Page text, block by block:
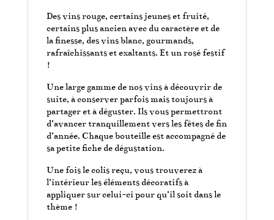
Des vins rouge, certains jeunes et fruité,
certains plus ancien avec du caractère et de
la finesse, des vins blanc, gourmands,
rafraîchissants et exaltants. Et un rosé festif
!
Une large gamme de nos vins à découvrir de
suite, à conserver parfois mais toujours à
partager et à déguster. Ils vous permettront
d’avancer tranquillement vers les fêtes de fin
d’année. Chaque bouteille est accompagné de
sa petite fiche de dégustation.
Une fois le colis reçu, vous trouverez à
l’intérieur les éléments décoratifs à
appliquer sur celui-ci pour qu’il soit dans le
thème !